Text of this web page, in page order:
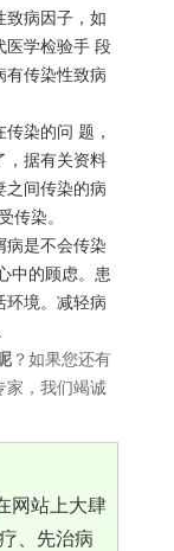
致病因子，如
医学检验手 段
有传染性致病
染的问 题，
，据有关资料
之间传染的病
传染。
病是不会传染
中的顾虑。患
环境。减轻病
？如果您还有
家，我们竭诚
网站上大肆
、先治病